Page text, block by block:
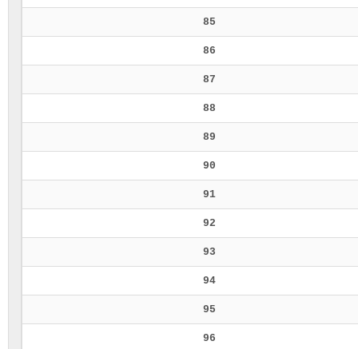
85
86
87
88
89
90
91
92
93
94
95
96